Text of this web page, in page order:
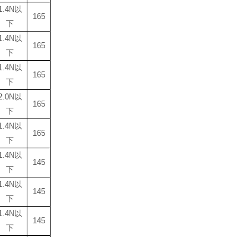
以
下
165
以
下
165
以
下
165
以
下
165
以
下
165
以
下
145
以
下
145
以
下
145